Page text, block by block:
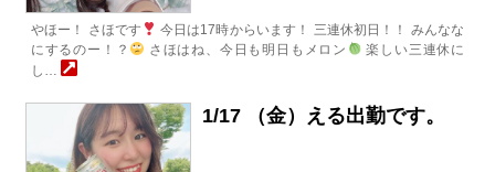
やほー！ さほです
今日は17時からいます！ 三連休初日！！ みんなな
にするのー！？
さほはね、今日も明日もメロン
楽しい三連休に
し…
1/17 （金）える出勤です。